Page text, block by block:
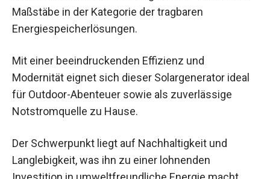
Maßstäbe in der Kategorie der tragbaren
Energiespeicherlösungen.
Mit einer beeindruckenden Effizienz und
Modernität eignet sich dieser Solargenerator ideal
für Outdoor-Abenteuer sowie als zuverlässige
Notstromquelle zu Hause.
Der Schwerpunkt liegt auf Nachhaltigkeit und
Langlebigkeit, was ihn zu einer lohnenden